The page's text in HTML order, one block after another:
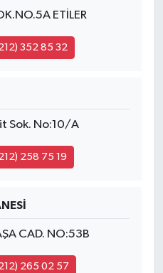
ETİLER
352 85 32
Sok. No:10/A
258 75 19
CAD. NO:53B
265 02 57